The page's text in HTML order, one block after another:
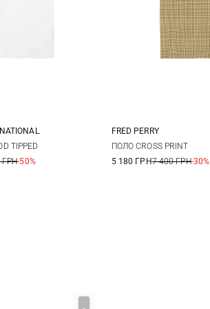
XL
TIPPED
ГРН-50%
M L
FRED PERRY
ПОЛО CROSS PRINT
5 180 ГРН7 400 ГРН-30%